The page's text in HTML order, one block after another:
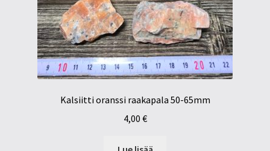
Kalsiitti oranssi raakapala 50-65mm
4,00 €